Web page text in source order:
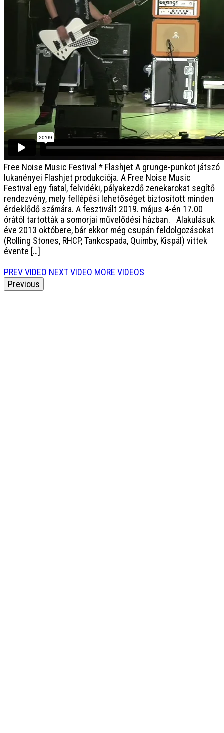
Free Noise Music Festival * Flashjet A grunge-punkot játszó
lukanényei Flashjet produkciója. A Free Noise Music
Festival egy fiatal, felvidéki, pályakezdő zenekarokat segítő
rendezvény, mely fellépési lehetőséget biztosított minden
érdeklődő számára. A fesztivált 2019. május 4-én 17.00
órától tartották a somorjai művelődési házban. Alakulásuk
éve 2013 októbere, bár ekkor még csupán feldolgozásokat
(Rolling Stones, RHCP, Tankcspada, Quimby, Kispál) vittek
évente […]
PREV VIDEO NEXT VIDEO MORE VIDEOS
Previous